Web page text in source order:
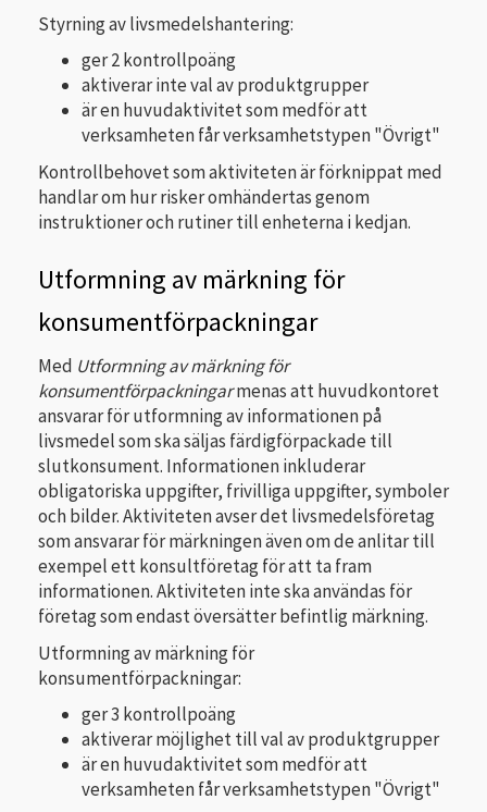
Styrning av livsmedelshantering:
ger 2 kontrollpoäng
aktiverar inte val av produktgrupper
är en huvudaktivitet som medför att
verksamheten får verksamhetstypen "Övrigt"
Kontrollbehovet som aktiviteten är förknippat med
handlar om hur risker omhändertas genom
instruktioner och rutiner till enheterna i kedjan.
Utformning av märkning för
konsumentförpackningar
Med Utformning av märkning för
konsumentförpackningarmenas att huvudkontoret
ansvarar för utformning av informationen på
livsmedel som ska säljas färdigförpackade till
slutkonsument. Informationen inkluderar
obligatoriska uppgifter, frivilliga uppgifter, symboler
och bilder. Aktiviteten avser det livsmedelsföretag
som ansvarar för märkningen även om de anlitar till
exempel ett konsultföretag för att ta fram
informationen. Aktiviteten inte ska användas för
företag som endast översätter befintlig märkning.
Utformning av märkning för
konsumentförpackningar:
ger 3 kontrollpoäng
aktiverar möjlighet till val av produktgrupper
är en huvudaktivitet som medför att
verksamheten får verksamhetstypen "Övrigt"